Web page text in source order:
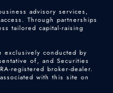
advisory services,
Through partnerships
tailored capital-raising
exclusively conducted by
of, and Securities
registered broker-dealer.
with this site on